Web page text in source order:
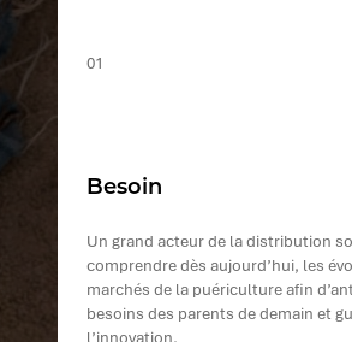
01
Besoin
Un grand acteur de la distribution
comprendre dès aujourd’hui, les
marchés de la puériculture afin
besoins des parents de demain et
l’innovation.